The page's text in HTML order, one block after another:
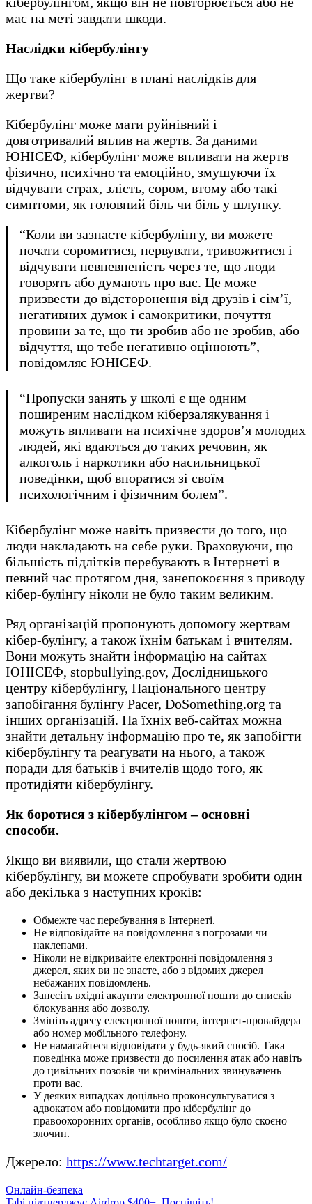
має на меті завдати шкоди.
Наслідки кібербулінгу
Що таке кібербулінг в плані наслідків для
жертви?
Кібербулінг може мати руйнівний і
довготривалий вплив на жертв. За даними
ЮНІСЕФ, кібербулінг може впливати на жертв
фізично, психічно та емоційно, змушуючи їх
відчувати страх, злість, сором, втому або такі
симптоми, як головний біль чи біль у шлунку.
“Коли ви зазнаєте кібербулінгу, ви можете
почати соромитися, нервувати, тривожитися і
відчувати невпевненість через те, що люди
говорять або думають про вас. Це може
призвести до відсторонення від друзів і сім’ї,
негативних думок і самокритики, почуття
провини за те, що ти зробив або не зробив, або
відчуття, що тебе негативно оцінюють”, –
повідомляє ЮНІСЕФ.
“Пропуски занять у школі є ще одним
поширеним наслідком кіберзалякування і
можуть впливати на психічне здоров’я молодих
людей, які вдаються до таких речовин, як
алкоголь і наркотики або насильницької
поведінки, щоб впоратися зі своїм
психологічним і фізичним болем”.
Кібербулінг може навіть призвести до того, що
люди накладають на себе руки. Враховуючи, що
більшість підлітків перебувають в Інтернеті в
певний час протягом дня, занепокоєння з приводу
кібер-булінгу ніколи не було таким великим.
Ряд організацій пропонують допомогу жертвам
кібер-булінгу, а також їхнім батькам і вчителям.
Вони можуть знайти інформацію на сайтах
ЮНІСЕФ, stopbullying.gov, Дослідницького
центру кібербулінгу, Національного центру
запобігання булінгу Pacer, DoSomething.org та
інших організацій. На їхніх веб-сайтах можна
знайти детальну інформацію про те, як запобігти
кібербулінгу та реагувати на нього, а також
поради для батьків і вчителів щодо того, як
протидіяти кібербулінгу.
Як боротися з кібербулінгом – основні
способи.
Якщо ви виявили, що стали жертвою
кібербулінгу, ви можете спробувати зробити один
або декілька з наступних кроків:
Обмежте час перебування в Інтернеті.
Не відповідайте на повідомлення з погрозами чи
наклепами.
Ніколи не відкривайте електронні повідомлення з
джерел, яких ви не знаєте, або з відомих джерел
небажаних повідомлень.
Занесіть вхідні акаунти електронної пошти до списків
блокування або дозволу.
Змініть адресу електронної пошти, інтернет-провайдера
або номер мобільного телефону.
Не намагайтеся відповідати у будь-який спосіб. Така
поведінка може призвести до посилення атак або навіть
до цивільних позовів чи кримінальних звинувачень
проти вас.
У деяких випадках доцільно проконсультуватися з
адвокатом або повідомити про кібербулінг до
правоохоронних органів, особливо якщо було скоєно
злочин.
Джерело: https://www.techtarget.com/
Онлайн-безпека